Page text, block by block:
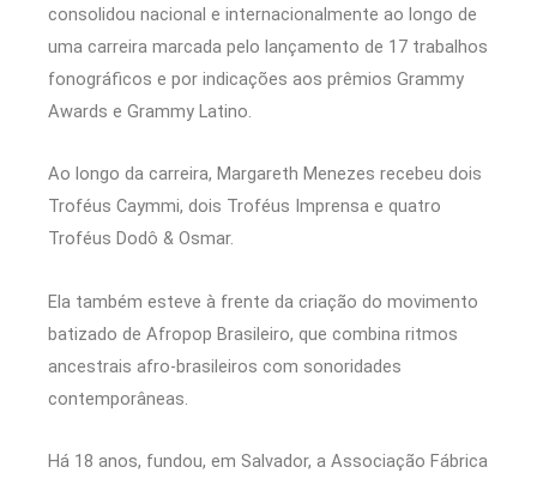
consolidou nacional e internacionalmente ao longo de
uma carreira marcada pelo lançamento de 17 trabalhos
fonográficos e por indicações aos prêmios Grammy
Awards e Grammy Latino.
Ao longo da carreira, Margareth Menezes recebeu dois
Troféus Caymmi, dois Troféus Imprensa e quatro
Troféus Dodô & Osmar.
Ela também esteve à frente da criação do movimento
batizado de Afropop Brasileiro, que combina ritmos
ancestrais afro-brasileiros com sonoridades
contemporâneas.
Há 18 anos, fundou, em Salvador, a Associação Fábrica